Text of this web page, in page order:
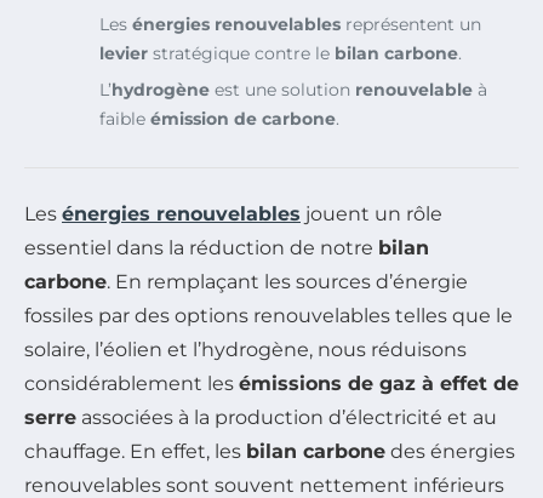
Les énergies renouvelables représentent un
levier stratégique contre le bilan carbone.
L’hydrogène est une solution renouvelable à
faible émission de carbone.
Les énergies renouvelables jouent un rôle
essentiel dans la réduction de notre bilan
carbone. En remplaçant les sources d’énergie
fossiles par des options renouvelables telles que le
solaire, l’éolien et l’hydrogène, nous réduisons
considérablement les émissions de gaz à effet de
serre associées à la production d’électricité et au
chauffage. En effet, les bilan carbone des énergies
renouvelables sont souvent nettement inférieurs